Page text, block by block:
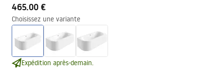
465.00 €
Choisissez une variante
Expédition après-demain.